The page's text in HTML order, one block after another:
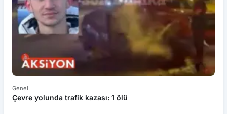
Genel
Çevre yolunda trafik kazası: 1 ölü